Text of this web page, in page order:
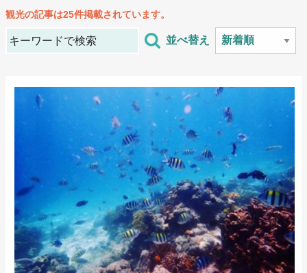
観光の記事は25件掲載されています。
並べ替え